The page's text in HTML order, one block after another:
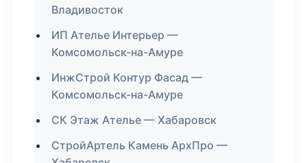
Владивосток
ИП Ателье Интерьер —
Комсомольск-на-Амуре
ИнжСтрой Контур Фасад —
Комсомольск-на-Амуре
СК Этаж Ателье — Хабаровск
СтройАртель Камень АрхПро —